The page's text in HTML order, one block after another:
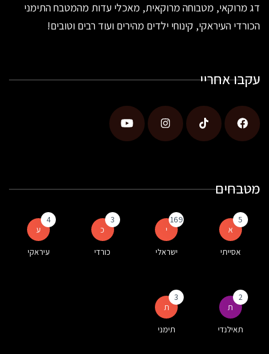
דג מרוקאי, מטבוחה מרוקאית, מאכלי עדות מהמטבח התימני
הכורדי העיראקי, קינוחי ילדים מהירים ועוד רבים וטובים!
עקבו אחריי
מטבחים
א
5
אסייתי
י
169
ישראלי
כ
3
כורדי
ע
4
עיראקי
ת
2
תאילנדי
ת
3
תימני